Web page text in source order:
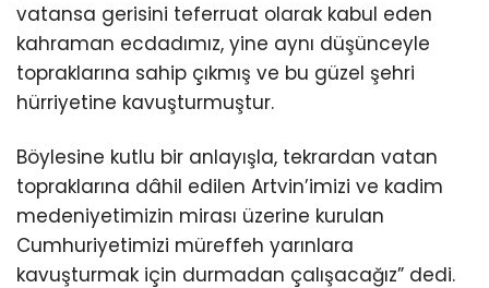
vatansa gerisini teferruat olarak kabul eden
kahraman ecdadımız, yine aynı düşünceyle
topraklarına sahip çıkmış ve bu güzel şehri
hürriyetine kavuşturmuştur.
Böylesine kutlu bir anlayışla, tekrardan vatan
topraklarına dâhil edilen Artvin’imizi ve kadim
medeniyetimizin mirası üzerine kurulan
Cumhuriyetimizi müreffeh yarınlara
kavuşturmak için durmadan çalışacağız” dedi.